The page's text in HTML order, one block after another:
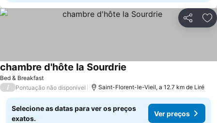
Partilhar
Bed & Breakfast
chambre d'hôte la Sourdrie
/ Pontuação não disponível Saint-Florent-le-Vieil, a 12.7 km de Liré
Selecione as datas para ver os preços
exatos.
Ver preços